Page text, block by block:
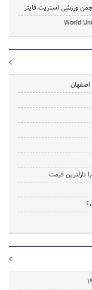
ورزشی استریت فایتر
اصفهان
قیمت